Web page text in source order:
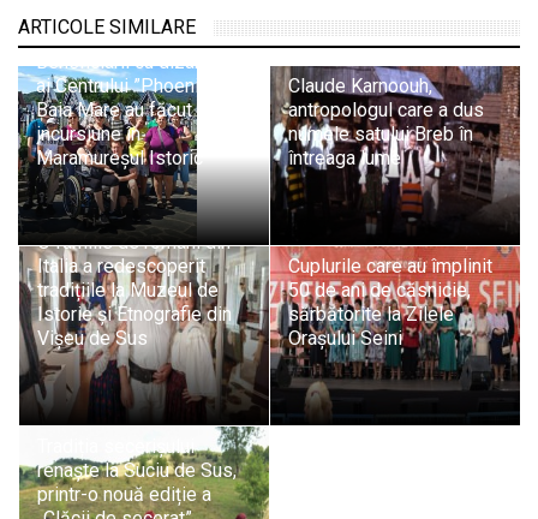
ARTICOLE SIMILARE
Beneficiarii cu dizabilități
ai Centrului ”Phoenix” din
Baia Mare au făcut o
incursiune în
Maramureșul Istoric
Claude Karnoouh,
antropologul care a dus
numele satului Breb în
întreaga lume
Rădăcini maramureșene:
O familie de români din
Italia a redescoperit
tradițiile la Muzeul de
Istorie și Etnografie din
Vișeu de Sus
Cuplurile care au împlinit
50 de ani de căsnicie,
sărbătorite la Zilele
Orașului Seini
Tradiția secerișului
renaște la Suciu de Sus,
printr-o nouă ediție a